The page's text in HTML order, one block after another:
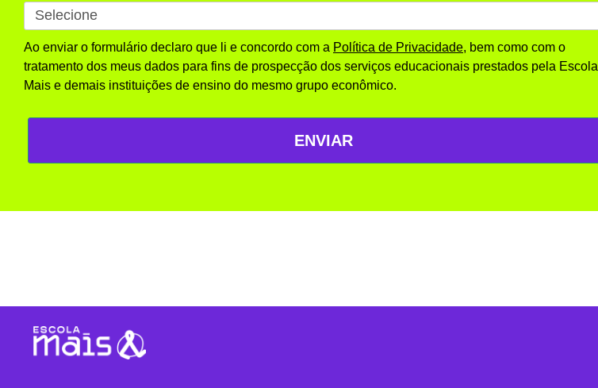
Ao enviar o formulário declaro que li e concordo com a Política de Privacidade, bem como com o
tratamento dos meus dados para fins de prospecção dos serviços educacionais prestados pela Escola
Mais e demais instituições de ensino do mesmo grupo econômico.
ENVIAR